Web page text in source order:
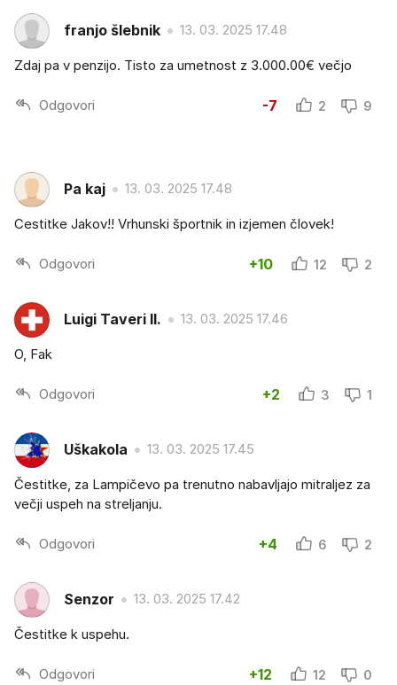
franjo šlebnik 13. 03. 2025 17.48
Zdaj pa v penzijo. Tisto za umetnost z 3.000.00€ večjo
Odgovori -7 2 9
Pa kaj 13. 03. 2025 17.48
Cestitke Jakov!! Vrhunski športnik in izjemen človek!
Odgovori +10 12 2
Luigi Taveri II. 13. 03. 2025 17.46
O, Fak
Odgovori +2 3 1
Uškakola 13. 03. 2025 17.45
Čestitke, za Lampičevo pa trenutno nabavljajo mitraljez za
večji uspeh na streljanju.
Odgovori +4 6 2
Senzor 13. 03. 2025 17.42
Čestitke k uspehu.
Odgovori +12 12 0